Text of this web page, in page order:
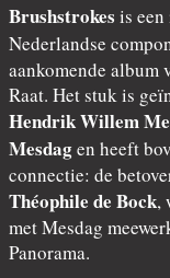
Brushstrokes is
Nederlandse
aankomende album
Raat. Het stuk is
Hendrik Willem
Mesdagen heeft
connectie: de
Théophile de Bock,
met Mesdag
Panorama.